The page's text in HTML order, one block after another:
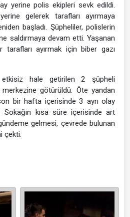
yerine polis ekipleri sevk edildi.
gelerek tarafları ayırmaya
başladı. Şüpheliler, polislerin
saldırmaya devam etti. Yaşanan
tarafları ayırmak için biber gazı
etkisiz hale getirilen 2 şüpheli
merkezine götürüldü. Öte yandan
bir hafta içerisinde 3 ayrı olay
Sokağın kısa süre içerisinde art
gelmesi, çevrede bulunan
çekti.